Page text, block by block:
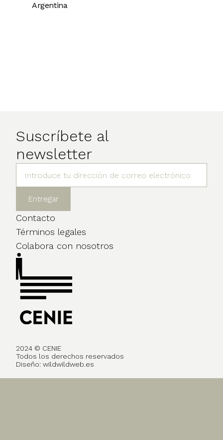
Argentina
Suscríbete al
newsletter
Contacto
Términos legales
Colabora con nosotros
2024 © CENIE
Todos los derechos reservados
Diseño: wildwildweb.es